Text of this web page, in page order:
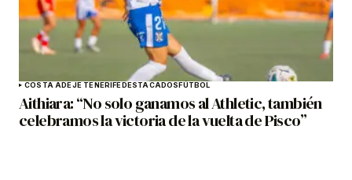
COSTA ADEJE TENERIFEDESTACADOSFÚTBOL
Aithiara: “No solo ganamos al Athletic, también
celebramos la victoria de la vuelta de Pisco”